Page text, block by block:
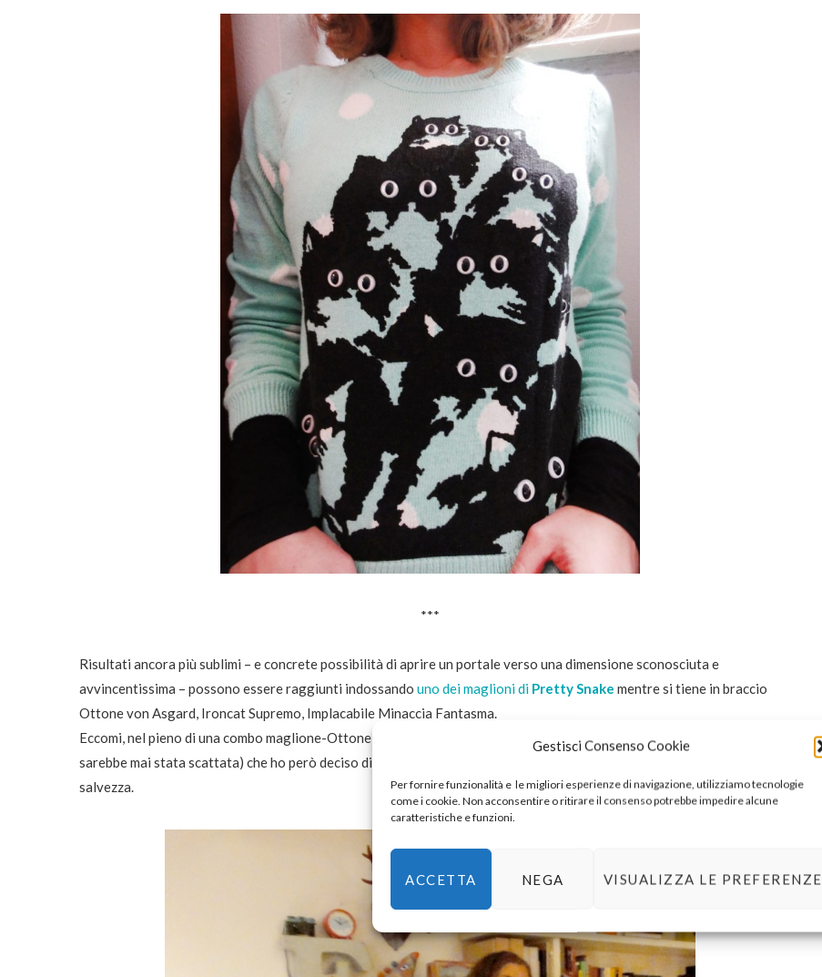
Gestisci Consenso Cookie
Per fornire funzionalità e le migliori esperienze di navigazione, utilizziamo tecnologie
come i cookie. Non acconsentire o ritirare il consenso potrebbe impedire alcune
caratteristiche e funzioni.
ACCETTA NEGA VISUALIZZA LE PREFERENZE
***
Risultati ancora più sublimi – e concrete possibilità di aprire un portale verso una dimensione sconosciuta e
avvincentissima – possono essere raggiunti indossando uno dei maglioni di Pretty Snake mentre si tiene in braccio
Ottone von Asgard, Ironcat Supremo, Implacabile Minaccia Fantasma.
Eccomi, nel pieno di una combo maglione-Ottone, all’interno di una fotografia più ampia (che non mi aspettavo
sarebbe mai stata scattata) che ho però deciso di ritagliare per consentire a vittime incolpevoli di raggiungere la
salvezza.